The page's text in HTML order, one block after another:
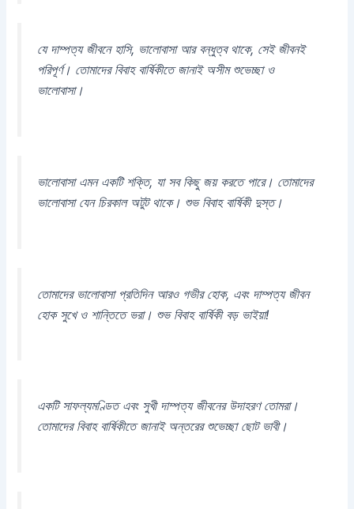
যে দাম্পত্য জীবনে হাসি, ভালোবাসা আর বন্ধুত্ব থাকে, সেই জীবনই
পরিপূর্ণ। তোমাদের বিবাহ বার্ষিকীতে জানাই অসীম শুভেচ্ছা ও
ভালোবাসা।
ভালোবাসা এমন একটি শক্তি, যা সব কিছু জয় করতে পারে। তোমাদের
ভালোবাসা যেন চিরকাল অটুট থাকে। শুভ বিবাহ বার্ষিকী দুস্ত।
তোমাদের ভালোবাসা প্রতিদিন আরও গভীর হোক, এবং দাম্পত্য জীবন
হোক সুখে ও শান্তিতে ভরা। শুভ বিবাহ বার্ষিকী বড় ভাইয়া!
একটি সাফল্যমণ্ডিত এবং সুখী দাম্পত্য জীবনের উদাহরণ তোমরা।
তোমাদের বিবাহ বার্ষিকীতে জানাই অন্তরের শুভেচ্ছা ছোট ভাবী।